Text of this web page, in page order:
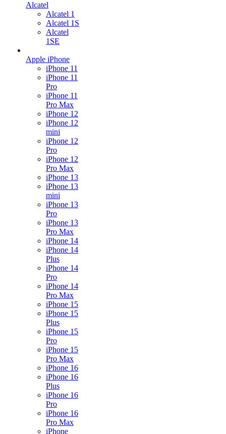
Alcatel
Alcatel 1
Alcatel 1S
Alcatel
1SE
Apple iPhone
iPhone 11
iPhone 11
Pro
iPhone 11
Pro Max
iPhone 12
iPhone 12
mini
iPhone 12
Pro
iPhone 12
Pro Max
iPhone 13
iPhone 13
mini
iPhone 13
Pro
iPhone 13
Pro Max
iPhone 14
iPhone 14
Plus
iPhone 14
Pro
iPhone 14
Pro Max
iPhone 15
iPhone 15
Plus
iPhone 15
Pro
iPhone 15
Pro Max
iPhone 16
iPhone 16
Plus
iPhone 16
Pro
iPhone 16
Pro Max
iPhone